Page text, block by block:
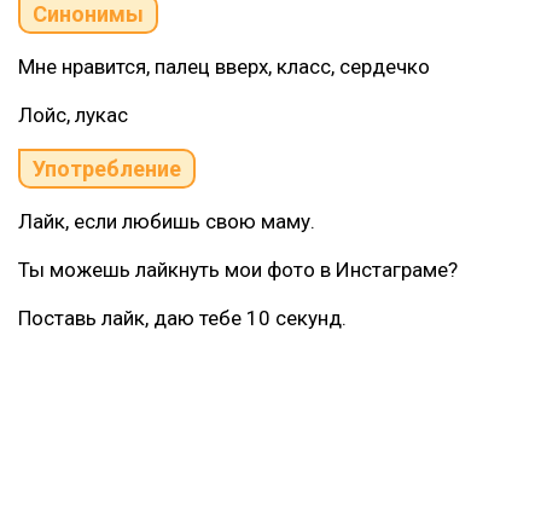
Синонимы
Мне нравится, палец вверх, класс, сердечко
Лойс, лукас
Употребление
Лайк, если любишь свою маму.
Ты можешь лайкнуть мои фото в Инстаграме?
Поставь лайк, даю тебе 10 секунд.